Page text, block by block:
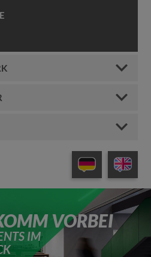
VORBEI
IM